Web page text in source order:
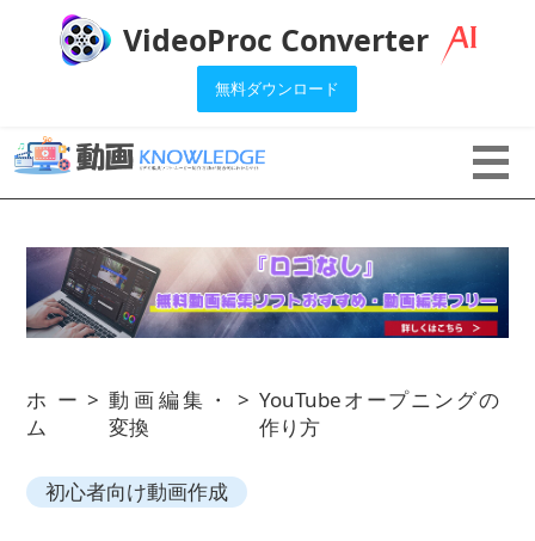
VideoProc Converter
無料ダウンロード
ホー
ム
> 動画編集・
変換
> YouTubeオープニングの
作り方
初心者向け動画作成